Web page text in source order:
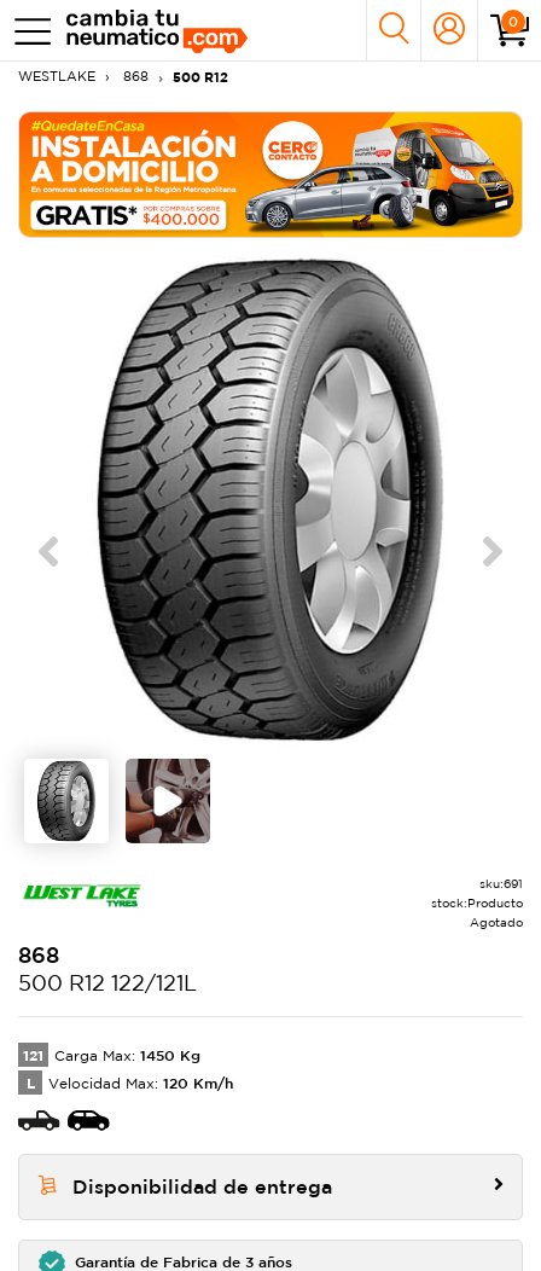
0
WESTLAKE 868 500 R12
Previous Next
sku:691
stock:Producto
Agotado
868
500 R12 122/121L
121 Carga Max: 1450 Kg
L Velocidad Max: 120 Km/h
Disponibilidad de entrega
Garantía de Fabrica de 3 años